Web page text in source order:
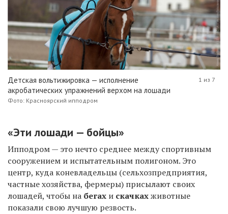
Детская вольтижировка — исполнение
акробатических упражнений верхом на лошади
Фото: Красноярский ипподром
1 из 7
«Эти лошади — бойцы»
Ипподром — это нечто среднее между спортивным
сооружением и испытательным полигоном. Это
центр, куда коневладельцы (сельхозпредприятия,
частные хозяйства, фермеры) присылают своих
лошадей, чтобы на бегах и скачкахживотные
показали свою лучшую резвость.